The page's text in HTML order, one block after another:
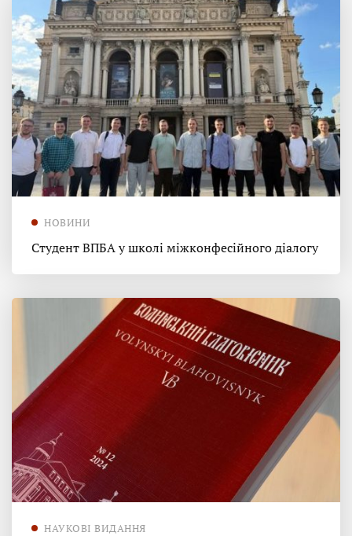
НОВИНИ
Студент ВПБА у школі міжконфесійного діалогу
НАУКОВІ ВИДАННЯ